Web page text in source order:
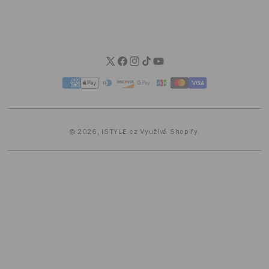
Twitter
Facebook
Instagram
TikTokYouTube
Platební
metody
© 2026, iSTYLE.cz Využívá Shopify.